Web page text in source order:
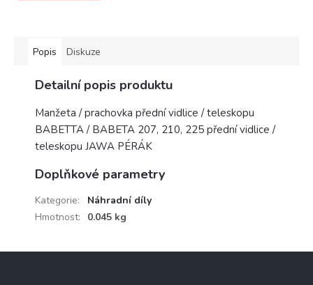
Popis Diskuze
Detailní popis produktu
Manžeta / prachovka přední vidlice / teleskopu
BABETTA / BABETA 207, 210, 225 přední vidlice /
teleskopu JAWA PÉRÁK
Doplňkové parametry
Kategorie:
Náhradní díly
Hmotnost: 0.045 kg